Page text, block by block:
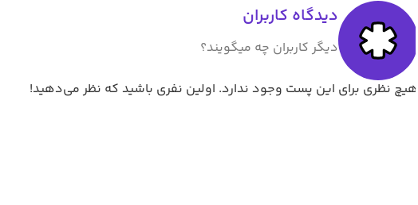
دیدگاه کاربران
دیگر کاربران چه میگویند؟
نظری برای این پست وجود ندارد. اولین نفری باشید که نظر می‌دهید!